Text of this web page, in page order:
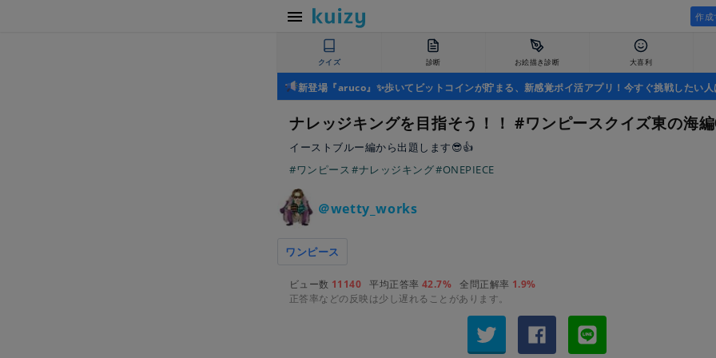
作成
クイズ 診断 お絵描き診断 大喜利
新登場『aruco』✨歩いてビットコインが貯まる、新感覚ポイ活アプリ！今すぐ挑戦したい人
ナレッジキングを目指そう！！ #ワンピースクイズ東の海
イーストブルー編から出題します😎👍
#ワンピース #ナレッジキング#ONEPIECE
＠wetty_works
ワンピース
ビュー数 11140 平均正答率 42.7% 全問正解率 1.9%
正答率などの反映は少し遅れることがあります。